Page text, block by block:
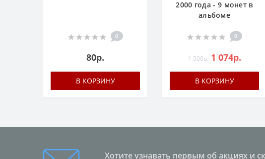
0
80р.
В КОРЗИНУ
2000 года - 9 монет в
альбоме
0
1 500р. 1 074р.
В КОРЗИНУ
Хотите узнавать первым об акциях и